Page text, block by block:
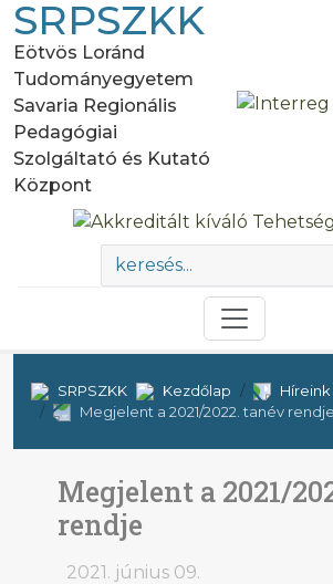
SRPSZKK
Eötvös Loránd
Tudományegyetem
Savaria Regionális
Pedagógiai
Szolgáltató és Kutató
Központ
SRPSZKK Kezdőlap
Híreink
Megjelent a 2021/2022. tanév rendje
Megjelent a 2021/
rendje
2021. június 09.